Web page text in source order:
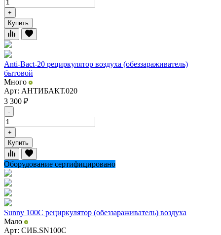
+
Купить
Anti-Bact-20 рециркулятор воздуха (обеззараживатель)
бытовой
Много
Арт: АНТИБАКТ.020
3 300 ₽
-
+
Купить
Оборудование сертифицировано
Sunny 100C рециркулятор (обеззараживатель) воздуха
Мало
Арт: СИБ.SN100С